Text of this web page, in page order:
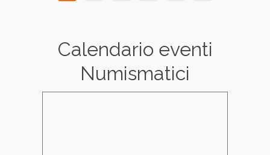
Calendario eventi
Numismatici